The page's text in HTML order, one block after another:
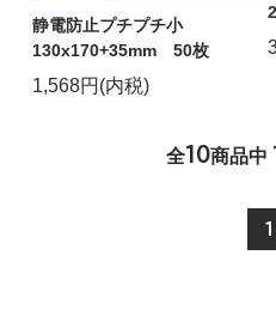
静電防止プチプチ小
130x170+35mm 50枚
1,568円(内税)
全10商品中
1